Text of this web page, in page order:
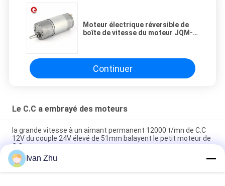
Moteur électrique réversible de
boîte de vitesse du moteur JQM-
Continuer
Le C.C a embrayé des moteurs
la grande vitesse à un aimant permanent 12000 t/mn de C.C
12V du couple 24V élevé de 51mm balayent le petit moteur de
C.C
1N.M 24VDC a embrayé le moteur de boîte de vitesse du ver
46mm de moteurs pour la machine médicale
Ivan Zhu